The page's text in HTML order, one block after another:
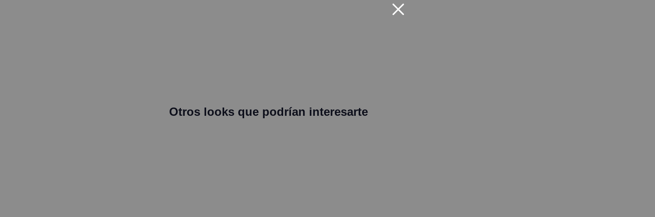
Otros looks que podrían interesarte